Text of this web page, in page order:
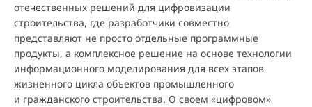
отечественных решений для цифровизации
строительства, где разработчики совместно
представляют не просто отдельные программные
продукты, а комплексное решение на основе технологии
информационного моделирования для всех этапов
жизненного цикла объектов промышленного
и гражданского строительства. О своем «цифровом»